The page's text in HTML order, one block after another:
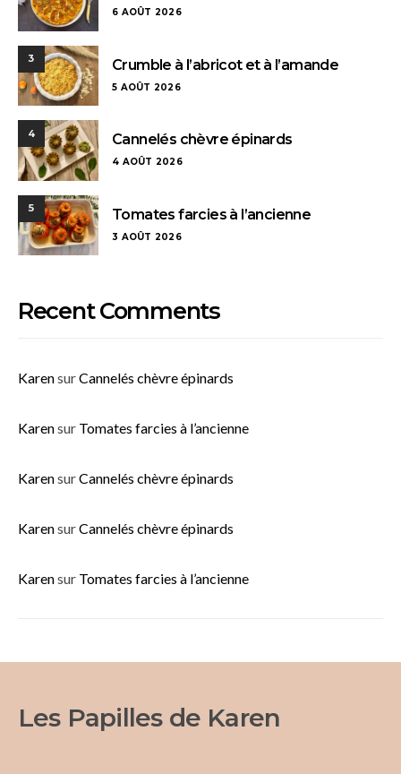
6 AOÛT 2026
3 Crumble à l’abricot et à l’amande
5 AOÛT 2026
4 Cannelés chèvre épinards
4 AOÛT 2026
5 Tomates farcies à l’ancienne
3 AOÛT 2026
Recent Comments
KarensurCannelés chèvre épinards
Karensur Tomates farcies à l’ancienne
KarensurCannelés chèvre épinards
KarensurCannelés chèvre épinards
Karensur Tomates farcies à l’ancienne
Les Papilles de Karen